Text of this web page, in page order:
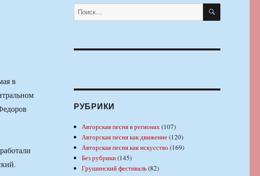
в
Искать: ПОИСК
РУБРИКИ
Авторская песня в регионах(107)
Авторская песня как движение(120)
Авторская песня как искусство (169)
Без рубрики(145)
Грушинский фестиваль(82)